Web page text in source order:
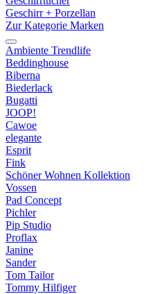
Geschirr + Porzellan
Zur Kategorie Marken
Ambiente Trendlife
Beddinghouse
Biberna
Biederlack
Bugatti
JOOP!
Cawoe
elegante
Esprit
Fink
Schöner Wohnen Kollektion
Vossen
Pad Concept
Pichler
Pip Studio
Proflax
Janine
Sander
Tom Tailor
Tommy Hilfiger